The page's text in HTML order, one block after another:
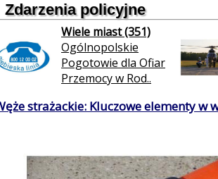
Zdarzenia policyjne
Wiele miast (351)
Ogólnopolskie
Pogotowie dla Ofiar
Przemocy w Rod..
strażackie: Kluczowe elementy w